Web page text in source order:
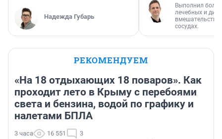
Надежда Губарь
Выполнил
лечебных и
вмешательств
сосудах.
РЕКОМЕНДУЕМ
«На 18 отдыхающих 18 поваров». Как
проходит лето в Крыму с перебоями
света и бензина, водой по графику и
налетами БПЛА
3 часа 16 551 3